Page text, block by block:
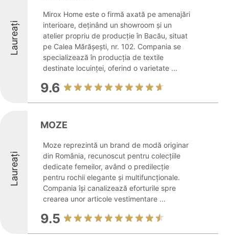
Laureați
Mirox Home este o firmă axată pe amenajări
interioare, deținând un showroom și un
atelier propriu de producție în Bacău, situat
pe Calea Mărășești, nr. 102. Compania se
specializează în producția de textile
destinate locuinței, oferind o varietate ...
9.6
Laureați
MOZE
Moze reprezintă un brand de modă originar
din România, recunoscut pentru colecțiile
dedicate femeilor, având o predilecție
pentru rochii elegante și multifuncționale.
Compania își canalizează eforturile spre
crearea unor articole vestimentare ...
9.5